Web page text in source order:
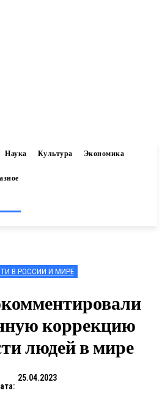
Наука Культура Экономика
В РОССИИ И МИРЕ
коррекцию
людей в мире
25.04.2023